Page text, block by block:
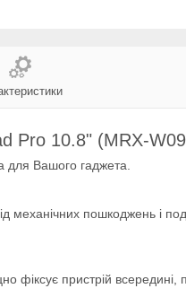
Pro 10.8" (MRX-
Вашого гаджета.
механічних пошкоджень і
пристрій всередині,